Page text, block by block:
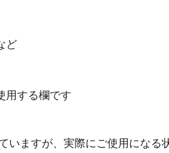
ど
用する欄です
いますが、実際にご使用になる